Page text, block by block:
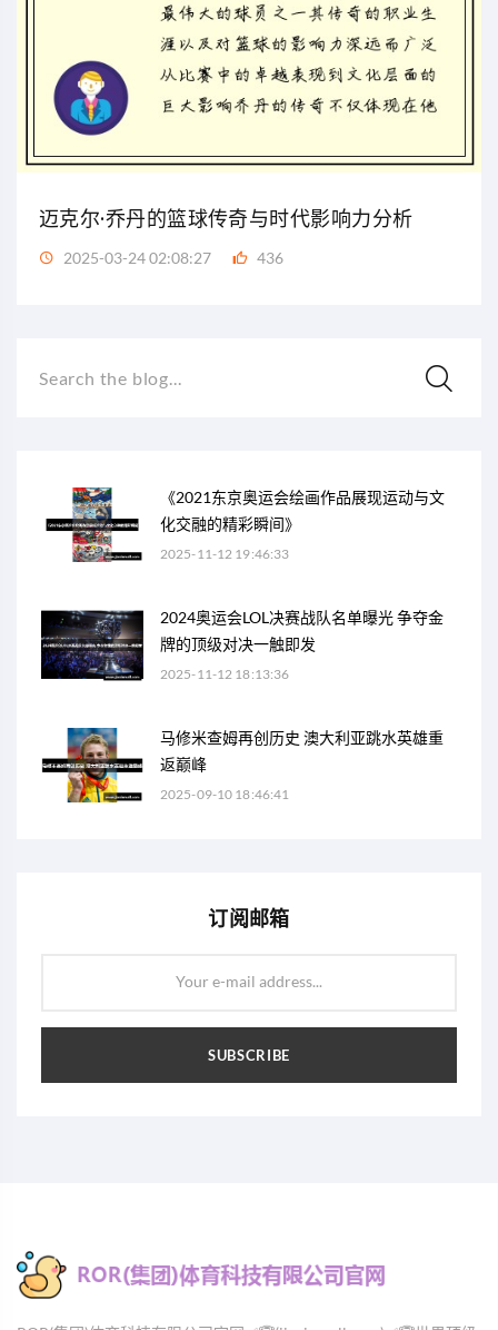
迈克尔·乔丹的篮球传奇与时代影响力分析
2025-03-24 02:08:27 436
Search the blog...
《2021东京奥运会绘画作品展现运动与文
化交融的精彩瞬间》
2025-11-12 19:46:33
2024奥运会LOL决赛战队名单曝光 争夺金
牌的顶级对决一触即发
2025-11-12 18:13:36
马修米查姆再创历史 澳大利亚跳水英雄重
返巅峰
2025-09-10 18:46:41
订阅邮箱
Your e-mail address...
SUBSCRIBE